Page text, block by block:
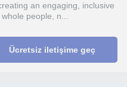
an engaging, inclusive
people, n...
Ücretsiz iletişime geç